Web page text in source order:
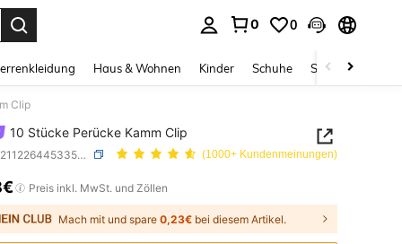
0 0
Haus & Wohnen Kinder Schuhe Schmuck &
Clip
10 Stücke Perücke Kamm Clip
SKU: sb2112264453352577 (1000+ Kundenmeinungen)
AND AVAILABILITY
Preis inkl. MwSt. und Zöllen
Mach mit und spare 0,23€ bei diesem Artikel.